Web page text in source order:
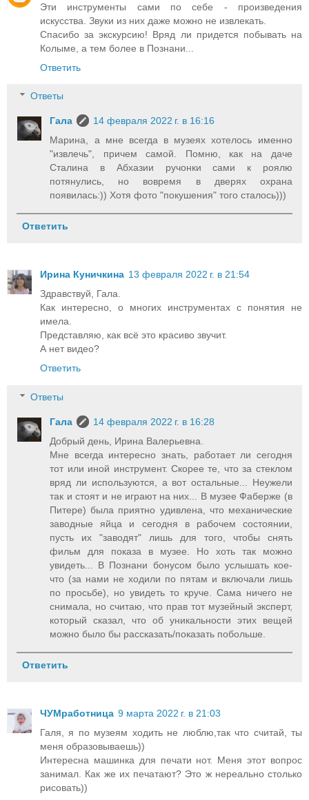
Эти инструменты сами по себе - произведения
искусства. Звуки из них даже можно не извлекать.
Спасибо за экскурсию! Вряд ли придется побывать на
Колыме, а тем более в Познани...
Ответить
Ответы
Гала
14 февраля 2022 г. в 16:16
Марина, а мне всегда в музеях хотелось именно
"извлечь", причем самой. Помню, как на даче
Сталина в Абхазии ручонки сами к роялю
потянулись, но вовремя в дверях охрана
появилась:)) Хотя фото "покушения" того сталось)))
Ответить
Ирина Куничкина 13 февраля 2022 г. в 21:54
Здравствуй, Гала.
Как интересно, о многих инструментах с понятия не
имела.
Представляю, как всё это красиво звучит.
А нет видео?
Ответить
Ответы
Гала
14 февраля 2022 г. в 16:28
Добрый день, Ирина Валерьевна.
Мне всегда интересно знать, работает ли сегодня
тот или иной инструмент. Скорее те, что за стеклом
вряд ли используются, а вот остальные... Неужели
так и стоят и не играют на них... В музее Фаберже (в
Питере) была приятно удивлена, что механические
заводные яйца и сегодня в рабочем состоянии,
пусть их "заводят" лишь для того, чтобы снять
фильм для показа в музее. Но хоть так можно
увидеть... В Познани бонусом было услышать кое-
что (за нами не ходили по пятам и включали лишь
по просьбе), но увидеть то круче. Сама ничего не
снимала, но считаю, что прав тот музейный эксперт,
который сказал, что об уникальности этих вещей
можно было бы рассказать/показать побольше.
Ответить
ЧУМработница 9 марта 2022 г. в 21:03
Галя, я по музеям ходить не люблю,так что считай, ты
меня образовываешь))
Интересна машинка для печати нот. Меня этот вопрос
занимал. Как же их печатают? Это ж нереально столько
рисовать))